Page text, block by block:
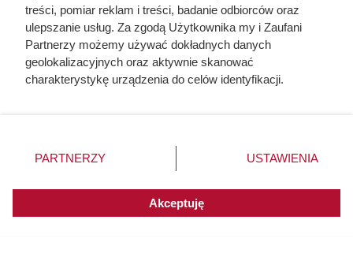
treści, pomiar reklam i treści, badanie odbiorców oraz
ulepszanie usług. Za zgodą Użytkownika my i Zaufani
Partnerzy możemy używać dokładnych danych
geolokalizacyjnych oraz aktywnie skanować
charakterystykę urządzenia do celów identyfikacji.
zmienić/wycofać klikając przycisk ustawień prywatności
znajdujący się w lewym dolnym rogu strony. Niektóre
użytkownika, ale masz prawo sprzeciwić się takiemu
przetwarzaniu. Preferencje będą miały zastosowania do
PARTNERZY USTAWIENIA
Akceptuję